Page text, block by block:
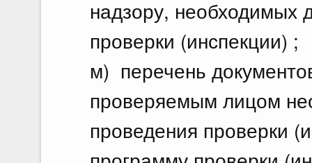
надзору, необходимых
проверки (инспекции) ;
м) перечень
проверяемым лицом
проведения проверки